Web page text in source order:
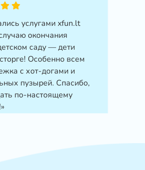
услугами xfun.lt
окончания
саду — дети
Особенно всем
с хот-догами и
пузырей. Спасибо,
по-настоящему